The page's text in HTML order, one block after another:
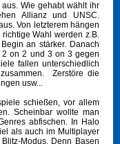
Wie gehabt wählt ihr
Allianz und UNSC.
Von letzterem hängen
Wahl werden z.B.
an stärker. Danach
on 2 und 3 on 3 gegen
fallen unterschiedlich
Zerstöre die
usw...
schießen, vor allem
Scheinbar wollte man
abfischen. In Halo
als auch im Multiplayer
Modus. Denn Basen